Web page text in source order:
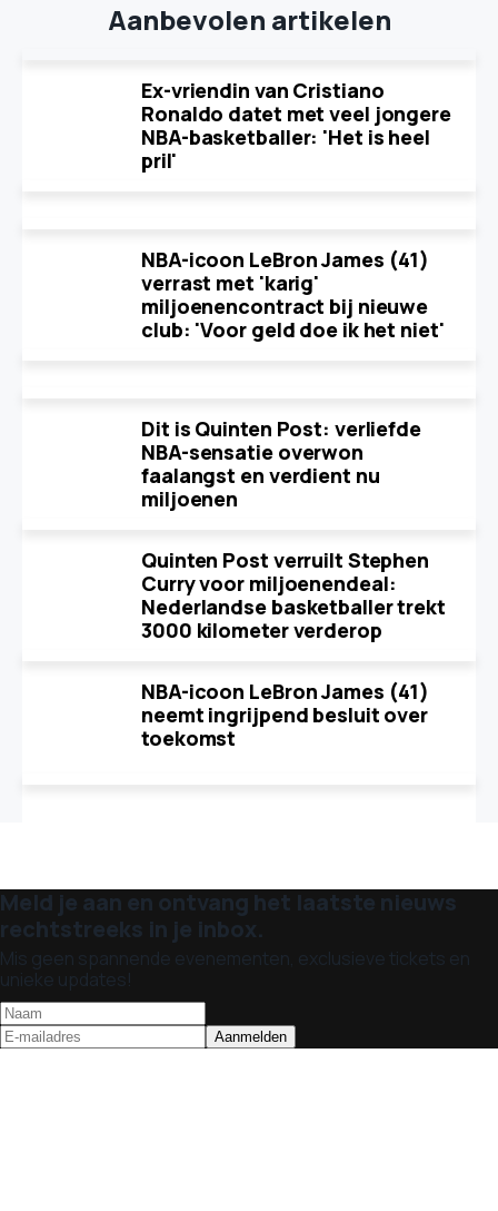
Aanbevolen artikelen
Ex-vriendin van Cristiano
Ronaldo datet met veel jongere
NBA-basketballer: 'Het is heel
pril'
NBA-icoon LeBron James (41)
verrast met 'karig'
miljoenencontract bij nieuwe
club: 'Voor geld doe ik het niet'
Dit is Quinten Post: verliefde
NBA-sensatie overwon
faalangst en verdient nu
miljoenen
Quinten Post verruilt Stephen
Curry voor miljoenendeal:
Nederlandse basketballer trekt
3000 kilometer verderop
NBA-icoon LeBron James (41)
neemt ingrijpend besluit over
toekomst
Meld je aan en ontvang het laatste nieuws
rechtstreeks in je inbox.
Mis geen spannende evenementen, exclusieve tickets en
unieke updates!